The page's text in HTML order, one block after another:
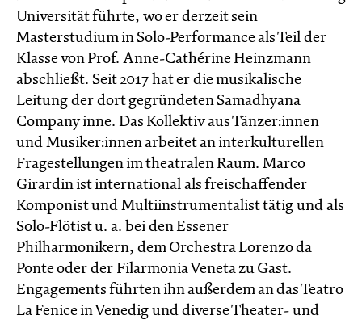
Universität führte, wo er derzeit sein
Masterstudium in Solo-Performance als Teil der
Klasse von Prof. Anne-Cathérine Heinzmann
abschließt. Seit 2017 hat er die musikalische
Leitung der dort gegründeten Samadhyana
Company inne. Das Kollektiv aus Tänzer:innen
und Musiker:innen arbeitet an interkulturellen
Fragestellungen im theatralen Raum. Marco
Girardin ist international als freischaffender
Komponist und Multiinstrumentalist tätig und als
Solo-Flötist u. a. bei den Essener
Philharmonikern, dem Orchestra Lorenzo da
Ponte oder der Filarmonia Veneta zu Gast.
Engagements führten ihn außerdem an das Teatro
La Fenice in Venedig und diverse Theater- und